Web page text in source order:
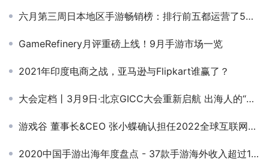
六月第三周日本地区手游畅销榜：排行前五都运营了5年以上
GameRefinery月评重磅上线！9月手游市场一览
2021年印度电商之战，亚马逊与Flipkart谁赢了？
大会定档丨3月9日·北京GICC大会重新启航 出海人的“新春第一会”跑出加速度
游戏谷 董事长&CEO 张小蝶确认担任2022全球互联网产业CEO大会 主峰会演讲嘉宾
2020中国手游出海年度盘点 - 37款手游海外收入超过1亿美元